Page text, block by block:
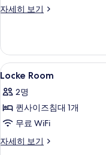
원
망
사
진
모
두
보
기
자세히 보기
시
디
오,
정
전
망
세
히
보
Locke
Room
사
진
모
두
4
Locke Room
2명
퀸사이즈침대 1개
무료 WiFi
자세히 보기
Locke